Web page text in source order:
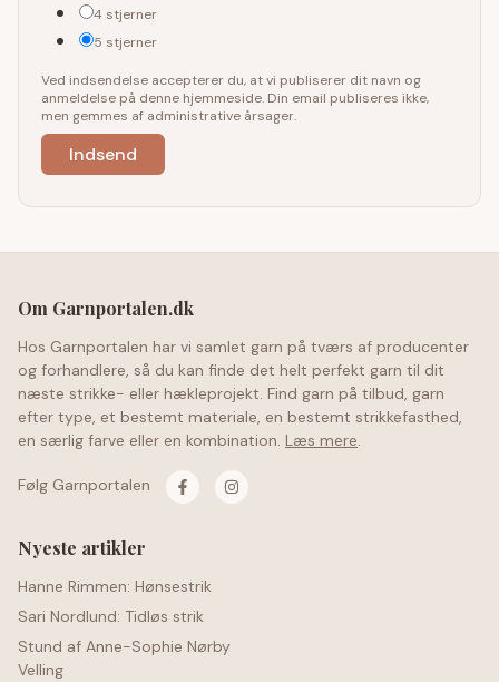
4 stjerner
5 stjerner
Ved indsendelse accepterer du, at vi publiserer dit navn og
anmeldelse på denne hjemmeside. Din email publiseres ikke,
men gemmes af administrative årsager.
Om Garnportalen.dk
Hos Garnportalen har vi samlet garn på tværs af producenter
og forhandlere, så du kan finde det helt perfekt garn til dit
næste strikke- eller hækleprojekt. Find garn på tilbud, garn
efter type, et bestemt materiale, en bestemt strikkefasthed,
en særlig farve eller en kombination. Læs mere.
Følg Garnportalen
Nyeste artikler
Hanne Rimmen: Hønsestrik
Sari Nordlund: Tidløs strik
Stund af Anne-Sophie Nørby
Velling